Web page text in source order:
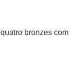
bronzes com